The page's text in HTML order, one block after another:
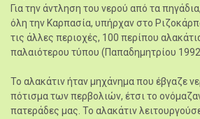
Για την άντληση του νερού από τα
όλη την Καρπασία, υπήρχαν στο
τις άλλες περιοχές, 100 περίπου
παλαιότερου τύπου (Παπαδημητρίου
Το αλακάτιν ήταν μηχάνημα που έβγαζε
πότισμα των περβολιών, έτσι το
πατεράδες μας. Το αλακάτιν